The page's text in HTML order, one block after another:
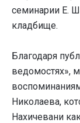
семинарии Е.
кладбище.
Благодаря
ведомостях»,
Николаева,
Нахичевани